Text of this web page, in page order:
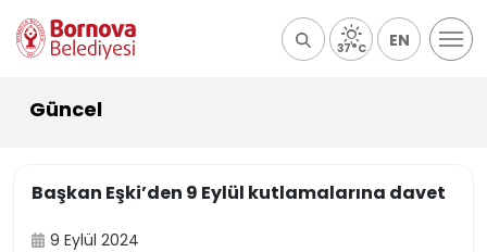
37°C EN
Güncel
Başkan Eşki’den 9 Eylül kutlamalarına davet
9 Eylül 2024